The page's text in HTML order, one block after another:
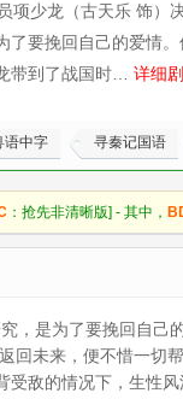
项少龙（古天乐 饰）
了要挽回自己的爱情
带到了战国时… 详细
语中字 寻秦记国语
：抢先非清晰版] - 其中，
，是为了要挽回自
回未来，便不惜一切
敌的情况下，生性